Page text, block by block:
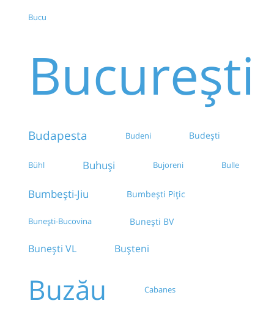
Bucu
București
Budapesta Budeni Budești
Bühl Buhuși Bujoreni Bulle
Bumbești-Jiu Bumbești Pițic
Bunești-Bucovina Bunești BV
Bunești VL Bușteni
Buzău Cabanes